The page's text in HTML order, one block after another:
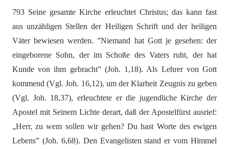
793 Seine gesamte Kirche erleuchtet Christus; das kann fast
aus unzähligen Stellen der Heiligen Schrift und der heiligen
Väter bewiesen werden. ”Niemand hat Gott je gesehen: der
eingeborene Sohn, der im Schoße des Vaters ruht, der hat
Kunde von ihm gebracht” (Joh. 1,18). Als Lehrer von Gott
kommend (Vgl. Joh. 16,12), um der Klarheit Zeugnis zu geben
(Vgl. Joh. 18,37), erleuchtete er die jugendliche Kirche der
Apostel mit Seinem Lichte derart, daß der Apostelfürst ausrief:
„Herr, zu wem sollen wir gehen? Du hast Worte des ewigen
Lebens” (Joh. 6,68). Den Evangelisten stand er vom Himmel